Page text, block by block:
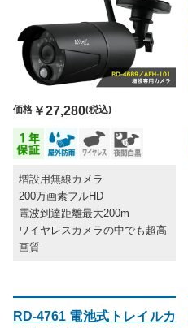
価格 ￥27,280(税込)
増設用無線カメラ
200万画素フルHD
電波到達距離最大200m
ワイヤレスカメラの中でも超高
画質
RD-4761 電池式トレイルカ